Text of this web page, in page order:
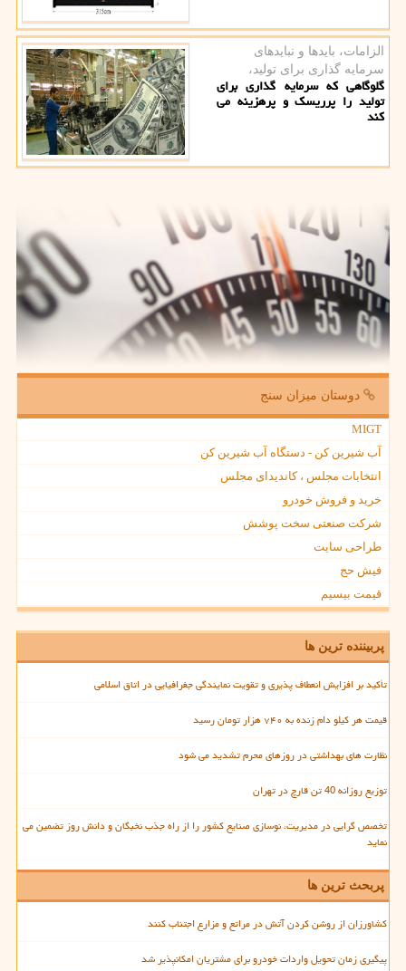
الزامات، بایدها و نبایدهای
سرمایه گذاری برای تولید،
گلوگاهی که سرمایه گذاری برای
تولید را پرریسک و پرهزینه می
کند
دوستان میزان سنج
MIGT
آب شیرین کن - دستگاه آب شیرین کن
انتخابات مجلس ، کاندیدای مجلس
خرید و فروش خودرو
شرکت صنعتی سخت پوشش
طراحی سایت
فیش حج
قیمت بیسیم
پربیننده ترین ها
تأکید بر افزایش انعطاف پذیری و تقویت نمایندگی جغرافیایی در اتاق اسلامی
قیمت هر کیلو دام زنده به ۷۴۰ هزار تومان رسید
نظارت های بهداشتی در روزهای محرم تشدید می شود
توزیع روزانه 40 تن قارچ در تهران
تخصص گرایی در مدیریت، نوسازی صنایع کشور را از راه جذب نخبگان و دانش روز تضمین می
نماید
پربحث ترین ها
کشاورزان از روشن کردن آتش در مراتع و مزارع اجتناب کنند
پیگیری زمان تحویل واردات خودرو برای مشتریان امکانپذیر شد